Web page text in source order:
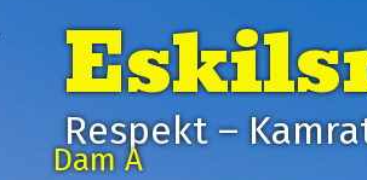
Respekt –
Dam A